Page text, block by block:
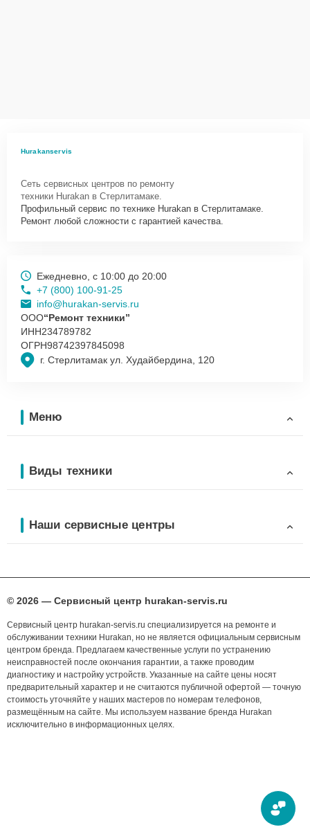
Hurakanservis
Сеть сервисных центров по ремонту
техники Hurakan в Стерлитамаке.
Профильный сервис по технике Hurakan в Стерлитамаке.
Ремонт любой сложности с гарантией качества.
г. Стерлитамак ул. Худайбердина, 120
Ежедневно, с 10:00 до 20:00
+7 (800) 100-91-25
info@hurakan-servis.ru
ООО“Ремонт техники”
ИНН234789782
ОГРН98742397845098
Меню
Виды техники
Наши сервисные центры
© 2026 — Сервисный центр hurakan-servis.ru
Сервисный центр hurakan-servis.ru специализируется на ремонте и
обслуживании техники Hurakan, но не является официальным сервисным
центром бренда. Предлагаем качественные услуги по устранению
неисправностей после окончания гарантии, а также проводим
диагностику и настройку устройств. Указанные на сайте цены носят
предварительный характер и не считаются публичной офертой — точную
стоимость уточняйте у наших мастеров по номерам телефонов,
размещённым на сайте. Мы используем название бренда Hurakan
исключительно в информационных целях.